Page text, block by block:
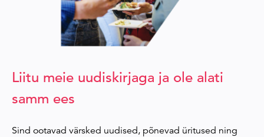
Liitu meie uudiskirjaga ja ole alati
samm ees
Sind ootavad värsked uudised, põnevad üritused ning